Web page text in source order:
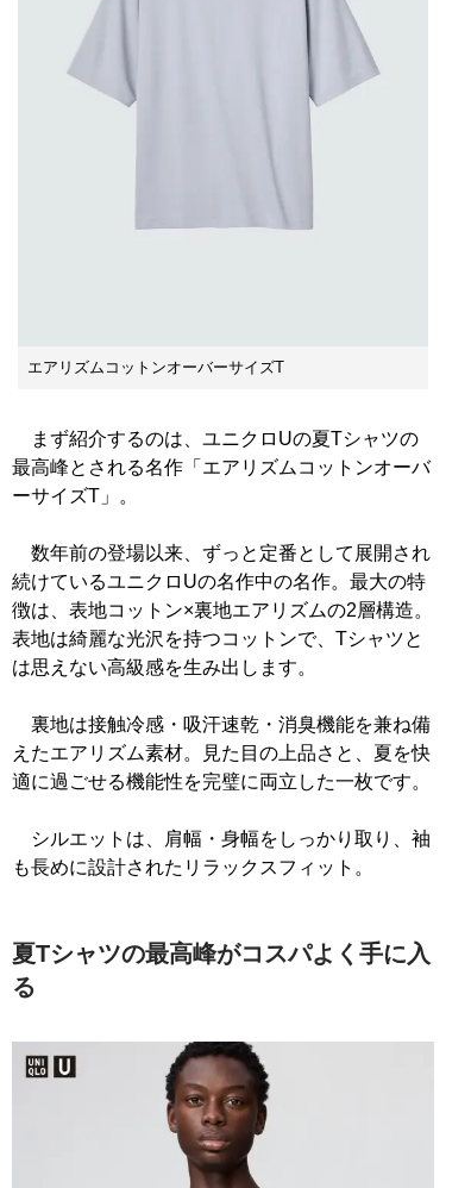
エアリズムコットンオーバーサイズT
まず紹介するのは、ユニクロUの夏Tシャツの
最高峰とされる名作「エアリズムコットンオーバ
ーサイズT」。
数年前の登場以来、ずっと定番として展開され
続けているユニクロUの名作中の名作。最大の特
徴は、表地コットン×裏地エアリズムの2層構造。
表地は綺麗な光沢を持つコットンで、Tシャツと
は思えない高級感を生み出します。
裏地は接触冷感・吸汗速乾・消臭機能を兼ね備
えたエアリズム素材。見た目の上品さと、夏を快
適に過ごせる機能性を完璧に両立した一枚です。
シルエットは、肩幅・身幅をしっかり取り、袖
も長めに設計されたリラックスフィット。
夏Tシャツの最高峰がコスパよく手に入
る